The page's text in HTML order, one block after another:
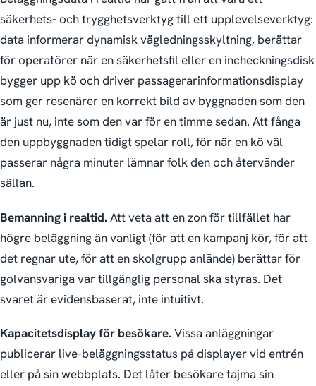
säkerhets- och trygghets­verktyg till ett upplevelseverktyg:
data informerar dynamisk väglednings­skyltning, berättar
för operatörer när en säkerhetsfil eller en incheckningsdisk
bygger upp kö och driver passagerar­informations­display
som ger resenärer en korrekt bild av byggnaden som den
är just nu, inte som den var för en timme sedan. Att fånga
den uppbyggnaden tidigt spelar roll, för när en kö väl
passerar några minuter lämnar folk den och återvänder
sällan.
Bemanning i realtid.Att veta att en zon för tillfället har
högre beläggning än vanligt (för att en kampanj kör, för att
det regnar ute, för att en skolgrupp anlände) berättar för
golvansvariga var tillgänglig personal ska styras. Det
svaret är evidens­baserat, inte intuitivt.
Kapacitets­display för besökare.Vissa anläggningar
publicerar live-beläggnings­status på displayer vid entrén
eller på sin webbplats. Det låter besökare tajma sin